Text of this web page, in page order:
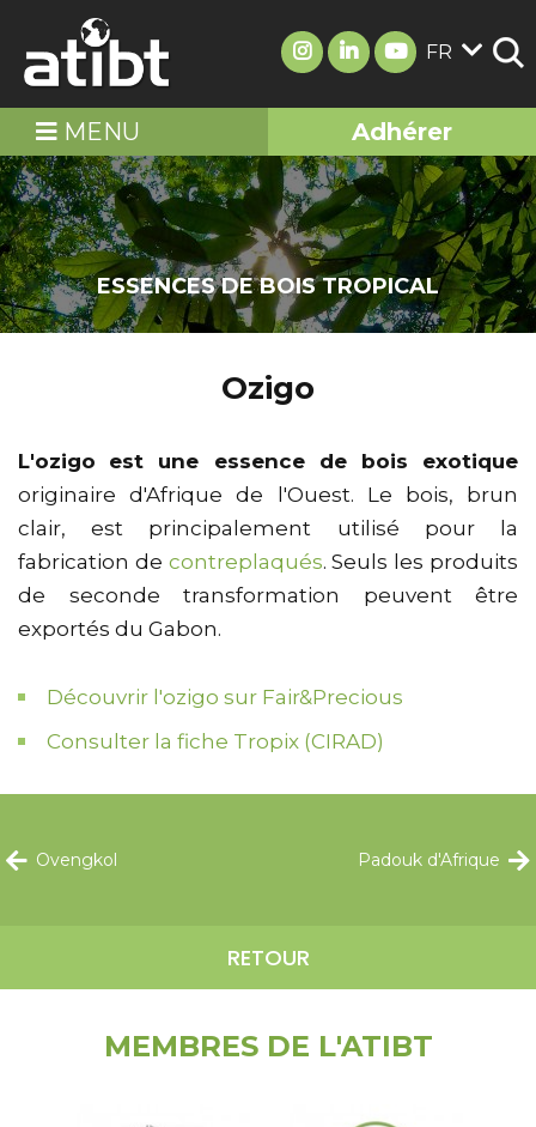
FR
MENU Adhérer
ESSENCES DE BOIS TROPICAL
Ozigo
L'ozigo
est une essence de bois exotique
originaire d'Afrique de l'Ouest. Le bois, brun
clair, est principalement utilisé pour la
fabrication de contreplaqués. Seuls les produits
de seconde transformation peuvent être
exportés du Gabon.
Découvrir l'ozigo sur Fair&Precious
Consulter la fiche Tropix (CIRAD)
Ovengkol
RETOUR
Padouk d'Afrique
MEMBRES DE L'ATIBT